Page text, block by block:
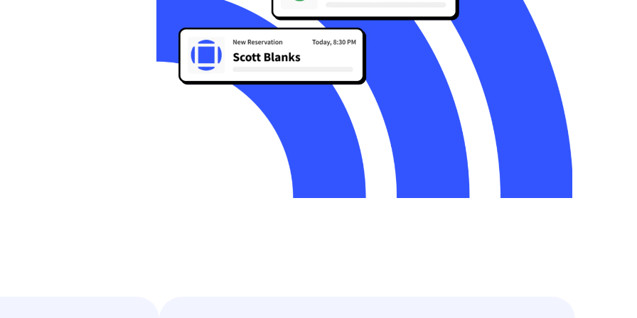
Alle Integrationen anzeigen
Ultimate
All-Inclusive-Plan, ideal für große und
feine Restaurants.
Mehr erfahren
APPS HERUNTERLADEN